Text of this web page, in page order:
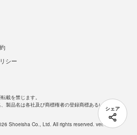
シェア
シー
載を禁じます。
製品名は各社及び商標権者の登録商標あるいは商標で
Shoeisha Co., Ltd. All rights reserved. ver.1.5